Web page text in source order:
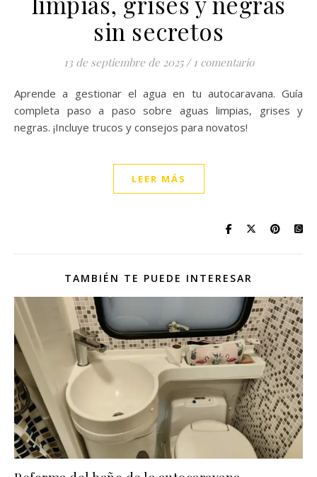
sin secretos
13 de septiembre de 2025 / 1 comentario
Aprende a gestionar el agua en tu autocaravana. Guía
completa paso a paso sobre aguas limpias, grises y
negras. ¡Incluye trucos y consejos para novatos!
LEER MÁS
TAMBIÉN TE PUEDE INTERESAR